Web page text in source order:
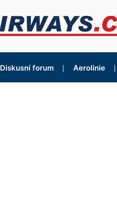
Diskusní forum Aerolinie